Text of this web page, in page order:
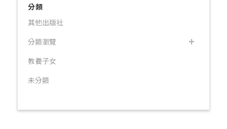
分類
其他出版社
分類瀏覽
教養子女
未分類